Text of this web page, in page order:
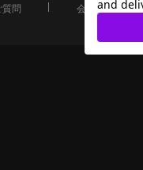
問
会員ページ